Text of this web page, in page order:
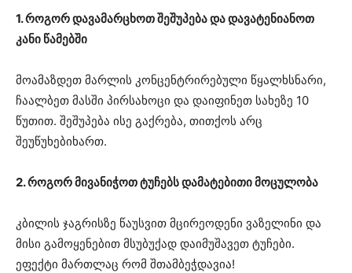
1. როგორ დავამარცხოთ შეშუპება და დავატენიანოთ
კანი წამებში
მოამაზდეთ მარლის კონცენტრირებული წყალხსნარი,
ჩაალბეთ მასში პირსახოცი და დაიფინეთ სახეზე 10
წუთით. შეშუპება ისე გაქრება, თითქოს არც
შეუწუხებიხართ.
2. როგორ მივანიჭოთ ტუჩებს დამატებითი მოცულობა
კბილის ჯაგრისზე წაუსვით მცირეოდენი ვაზელინი და
მისი გამოყენებით მსუბუქად დაიმუშავეთ ტუჩები.
ეფექტი მართლაც რომ შთამბეჭდავია!